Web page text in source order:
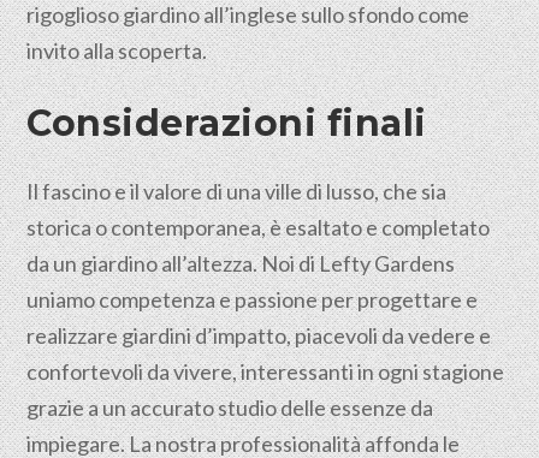
rigoglioso giardino all’inglese sullo sfondo come
invito alla scoperta.
Considerazioni finali
Il fascino e il valore di una ville di lusso, che sia
storica o contemporanea, è esaltato e completato
da un giardino all’altezza. Noi di Lefty Gardens
uniamo competenza e passione per progettare e
realizzare giardini d’impatto, piacevoli da vedere e
confortevoli da vivere, interessanti in ogni stagione
grazie a un accurato studio delle essenze da
impiegare. La nostra professionalità affonda le